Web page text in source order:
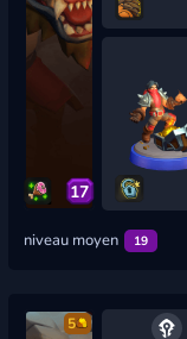
17
niveau moyen 19
5